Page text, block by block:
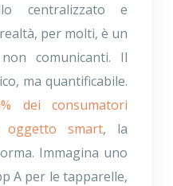
centralizzato e
per molti, è un
comunicanti. Il
ma quantificabile.
dei consumatori
oggetto smart, la
Immagina uno
A per le tapparelle,